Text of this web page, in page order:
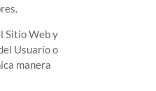
Sitio Web y
Usuario o
manera